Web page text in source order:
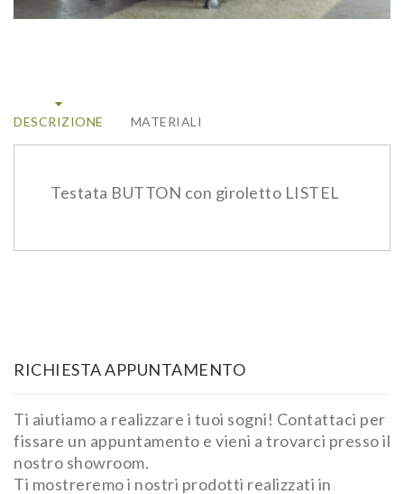
DESCRIZIONE MATERIALI
Testata BUTTON con giroletto LISTEL
RICHIESTA APPUNTAMENTO
Ti aiutiamo a realizzare i tuoi sogni! Contattaci per
fissare un appuntamento e vieni a trovarci presso il
nostro showroom.
Ti mostreremo i nostri prodotti realizzati in